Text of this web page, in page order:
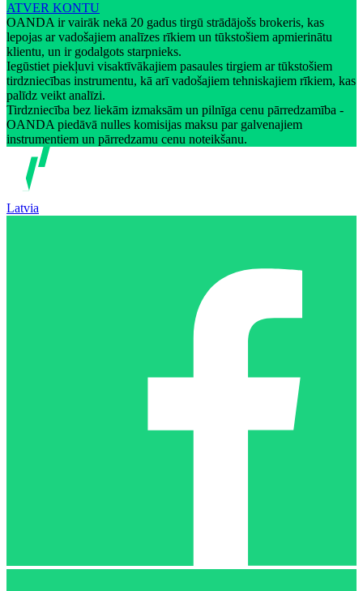
ATVER KONTU
OANDA ir vairāk nekā 20 gadus tirgū strādājošs brokeris, kas
lepojas ar vadošajiem analīzes rīkiem un tūkstošiem apmierinātu
klientu, un ir godalgots starpnieks.
Iegūstiet piekļuvi visaktīvākajiem pasaules tirgiem ar tūkstošiem
tirdzniecības instrumentu, kā arī vadošajiem tehniskajiem rīkiem, kas
palīdz veikt analīzi.
Tirdzniecība bez liekām izmaksām un pilnīga cenu pārredzamība -
OANDA piedāvā nulles komisijas maksu par galvenajiem
instrumentiem un pārredzamu cenu noteikšanu.
Latvia